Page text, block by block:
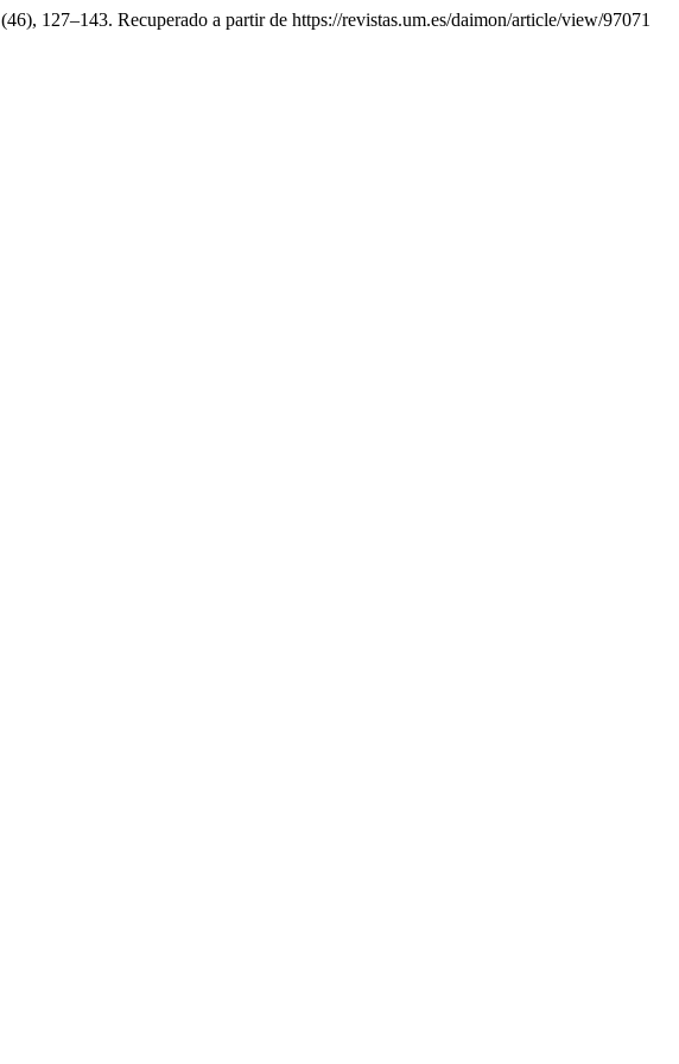
127–143. Recuperado a partir de https://revistas.um.es/daimon/article/view/97071